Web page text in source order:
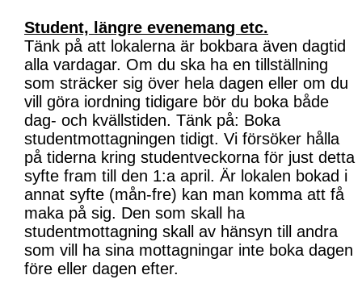
Student, längre evenemang etc.
Tänk på att lokalerna är bokbara även dagtid
alla vardagar. Om du ska ha en tillställning
som sträcker sig över hela dagen eller om du
vill göra iordning tidigare bör du boka både
dag- och kvällstiden. Tänk på: Boka
studentmottagningen tidigt. Vi försöker hålla
på tiderna kring studentveckorna för just detta
syfte fram till den 1:a april. Är lokalen bokad i
annat syfte (mån-fre) kan man komma att få
maka på sig. Den som skall ha
studentmottagning skall av hänsyn till andra
som vill ha sina mottagningar inte boka dagen
före eller dagen efter.